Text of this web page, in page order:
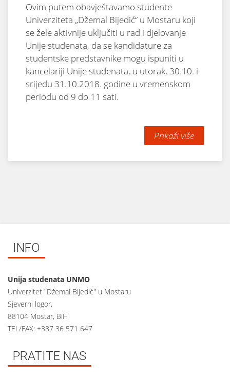
Ovim putem obavještavamo studente
Univerziteta „Džemal Bijedić“ u Mostaru koji
se žele aktivnije uključiti u rad i djelovanje
Unije studenata, da se kandidature za
studentske predstavnike mogu ispuniti u
kancelariji Unije studenata, u utorak, 30.10. i
srijedu 31.10.2018. godine u vremenskom
periodu od 9 do 11 sati.
Prikaži više
INFO
Unija studenata UNMO
Univerzitet "Džemal Bijedić" u Mostaru
Sjeverni logor,
88104 Mostar, BiH
TEL/FAX: +387 36 571 647
PRATITE NAS